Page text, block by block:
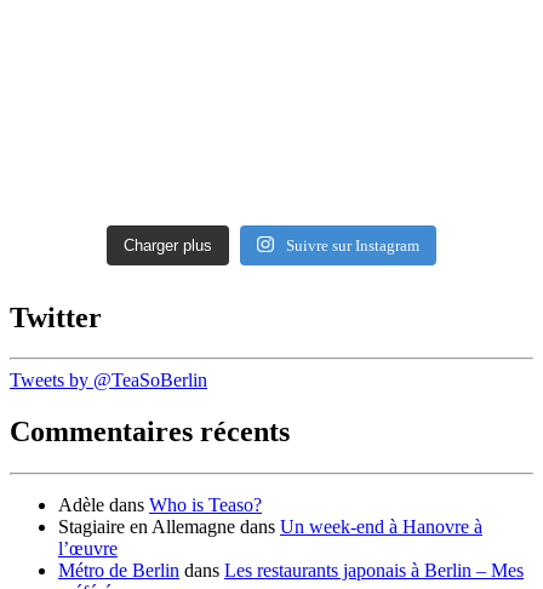
Charger plus Suivre sur Instagram
Twitter
Tweets by @TeaSoBerlin
Commentaires récents
Adèle dans Who is Teaso?
Stagiaire en Allemagne dans Un week-end à Hanovre à
l’œuvre
Métro de Berlin dans Les restaurants japonais à Berlin – Mes